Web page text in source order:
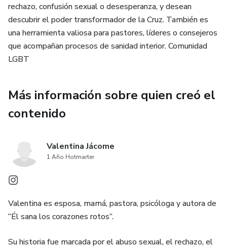
rechazo, confusión sexual o desesperanza, y desean
descubrir el poder transformador de la Cruz. También es
una herramienta valiosa para pastores, líderes o consejeros
que acompañan procesos de sanidad interior. Comunidad
LGBT
Más información sobre quien creó el
contenido
Valentina Jácome
1 Año Hotmarter
Valentina es esposa, mamá, pastora, psicóloga y autora de
“Él sana los corazones rotos”.
Su historia fue marcada por el abuso sexual, el rechazo, el